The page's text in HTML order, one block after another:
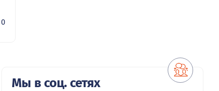
0
Мы в соц. сетях